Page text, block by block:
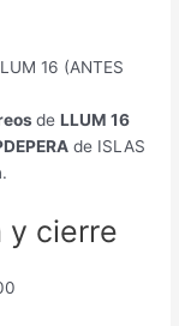
deLLUM 16
de ISLAS
y cierre